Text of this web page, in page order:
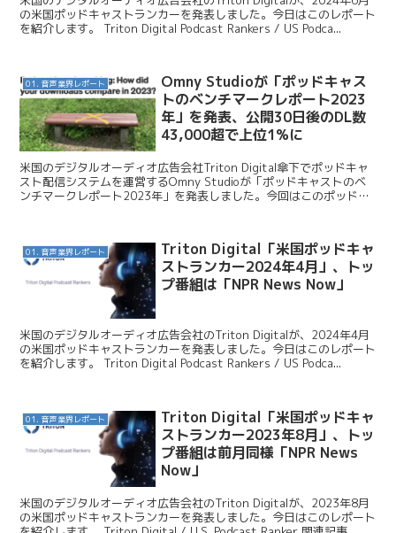
の米国ポッドキャストランカーを発表しました。今日はこのレポート
を紹介します。 Triton Digital Podcast Rankers / US Podca...
01. 音声業界レポート
Omny Studioが「ポッドキャス
トのベンチマークレポート2023
年」を発表、公開30日後のDL数
43,000超で上位1%に
米国のデジタルオーディオ広告会社Triton Digital傘下でポッドキャ
スト配信システムを運営するOmny Studioが「ポッドキャストのベ
ンチマークレポート2023年」を発表しました。今回はこのポッドキ
01. 音声業界レポート
Triton Digital「米国ポッドキャ
ストランカー2024年4月」、トッ
プ番組は「NPR News Now」
米国のデジタルオーディオ広告会社のTriton Digitalが、2024年4月
の米国ポッドキャストランカーを発表しました。今日はこのレポート
を紹介します。 Triton Digital Podcast Rankers / US Podca...
01. 音声業界レポート
Triton Digital「米国ポッドキャ
ストランカー2023年8月」、トッ
プ番組は前月同様「NPR News
Now」
米国のデジタルオーディオ広告会社のTriton Digitalが、2023年8月
の米国ポッドキャストランカーを発表しました。今日はこのレポート